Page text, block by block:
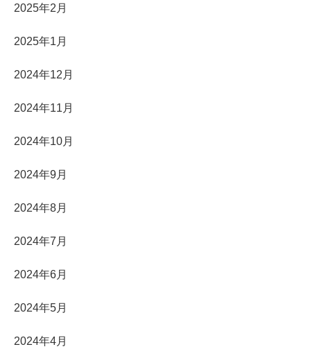
2025年2月
2025年1月
2024年12月
2024年11月
2024年10月
2024年9月
2024年8月
2024年7月
2024年6月
2024年5月
2024年4月